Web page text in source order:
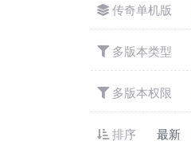
传奇单机版
多版本类型
多版本权限
排序 最新